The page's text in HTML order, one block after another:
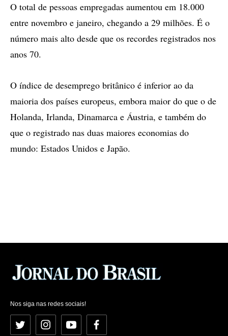
O total de pessoas empregadas aumentou em 18.000
entre novembro e janeiro, chegando a 29 milhões. É o
número mais alto desde que os recordes registrados nos
anos 70.
O índice de desemprego britânico é inferior ao da
maioria dos países europeus, embora maior do que o de
Holanda, Irlanda, Dinamarca e Áustria, e também do
que o registrado nas duas maiores economias do
mundo: Estados Unidos e Japão.
Nos siga nas redes sociais!
Twitter InstagramYouTubeFacebook